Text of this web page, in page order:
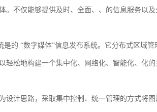
。不仅能够提供及时、全面、、的信息服务以
的 “数字媒体”信息发布系统。它分布式区域管
轻松地构建一个集中化、网络化、智能化、化
计思路，采取集中控制、统一管理的方式将图